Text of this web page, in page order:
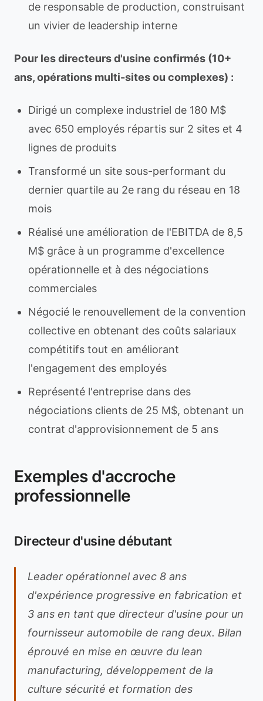
de responsable de production, construisant
un vivier de leadership interne
Pour les directeurs d'usine confirmés (10+
ans, opérations multi-sites ou complexes) :
Dirigé un complexe industriel de 180 M$
avec 650 employés répartis sur 2 sites et 4
lignes de produits
Transformé un site sous-performant du
dernier quartile au 2e rang du réseau en 18
mois
Réalisé une amélioration de l'EBITDA de 8,5
M$ grâce à un programme d'excellence
opérationnelle et à des négociations
commerciales
Négocié le renouvellement de la convention
collective en obtenant des coûts salariaux
compétitifs tout en améliorant
l'engagement des employés
Représenté l'entreprise dans des
négociations clients de 25 M$, obtenant un
contrat d'approvisionnement de 5 ans
Exemples d'accroche
professionnelle
Directeur d'usine débutant
Leader opérationnel avec 8 ans
d'expérience progressive en fabrication et
3 ans en tant que directeur d'usine pour un
fournisseur automobile de rang deux. Bilan
éprouvé en mise en œuvre du lean
manufacturing, développement de la
culture sécurité et formation des